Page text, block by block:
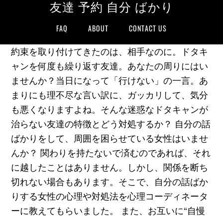
友達 予約 自分 ばかり
FAQ ABOUT CONTACT US
約束を取り付けてきたのは、相手なのに。ドタキ
ャンを何度も繰り返す友達。あなたの周りにはい
ませんか？当日になって「行けない」の一言。あ
まりにも理不尽な言い訳に、ガッカリして、気分
も悪くなりますよね。そんな迷惑なドタキャンが
治らない友達の特徴とどう対処するか？ 自分の話
ばかりをして、周囲を困らせている女性はいませ
んか？ 関わりを持たないで済むのであれば、それ
に越したことはありません。しかし、関係を断ち
切れない場合もあります。そこで、自分の話ばか
りする女性の心理や対処法を心理コーディネータ
ーに教えてもらいました。 また、お互いに“自慢